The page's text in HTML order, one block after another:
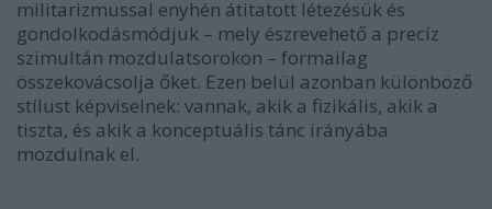
militarizmussal enyhén átitatott létezésük és
gondolkodásmódjuk – mely észrevehető a precíz
szimultán mozdulatsorokon – formailag
összekovácsolja őket. Ezen belül azonban különböző
stílust képviselnek: vannak, akik a fizikális, akik a
tiszta, és akik a konceptuális tánc irányába
mozdulnak el.